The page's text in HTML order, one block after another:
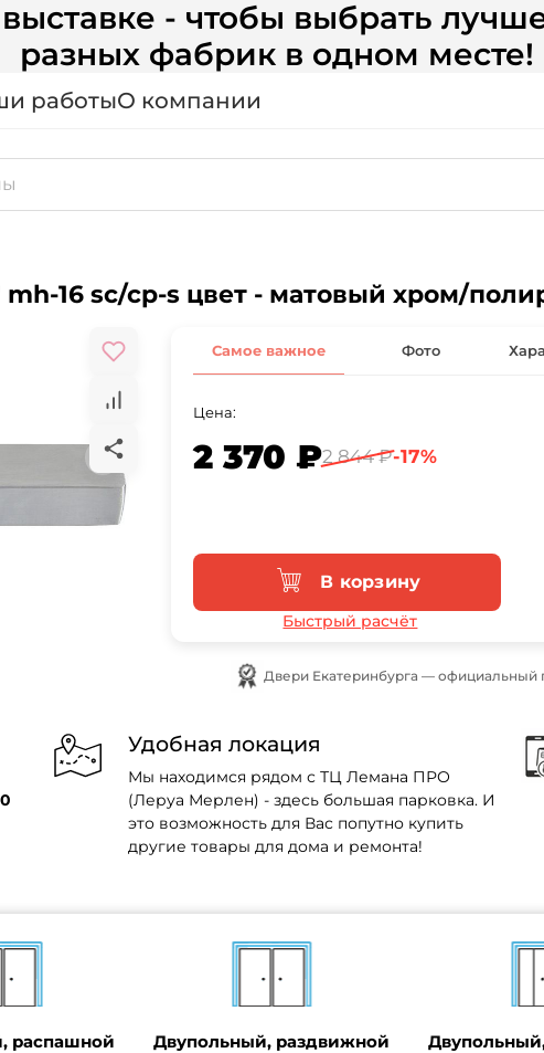
- чтобы выбрать
разных фабрик в одном месте!
работыО компании
16 sc/cp-s цвет - матовый хром/
Самое важное Фото
Цена:
2 370 ₽2 844 ₽-17%
В корзину
Быстрый расчёт
Двери Екатеринбурга — официальный
Удобная локация
Мы находимся рядом с ТЦ Лемана ПРО
(Леруа Мерлен) - здесь большая парковка. И
это возможность для Вас попутно купить
другие товары для дома и ремонта!
распашной
Двупольный, раздвижной